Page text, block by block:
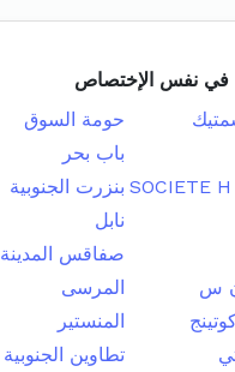
نفس الإختصاص
حومة السوق
باب بحر
SOCIETE بنزرت الجنوبية
نابل
صفاقس المدينة
ن س
المرسى
المنستير
تطاوين الجنوبية